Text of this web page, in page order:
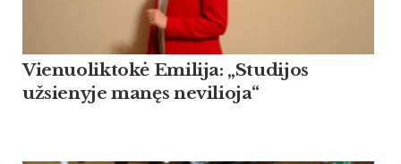
Vienuoliktokė Emilija: „Studijos
užsienyje manęs nevilioja“